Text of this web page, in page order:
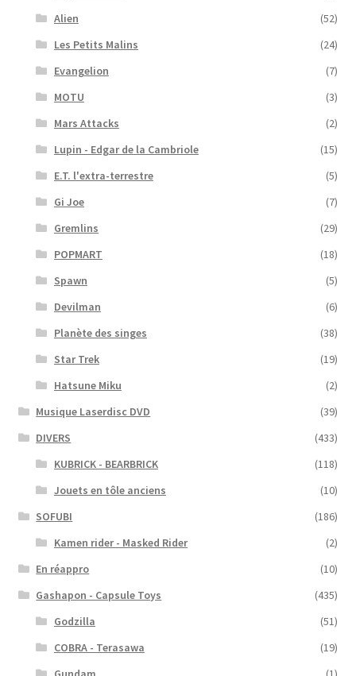
Alien
(52)
Les Petits Malins
(24)
Evangelion
(7)
MOTU
(3)
Mars Attacks
(2)
Lupin - Edgar de la Cambriole
(15)
E.T. l'extra-terrestre
(5)
Gi Joe
(7)
Gremlins
(29)
POPMART
(18)
Spawn
(5)
Devilman
(6)
Planète des singes
(38)
Star Trek
(19)
Hatsune Miku
(2)
Musique Laserdisc DVD
(39)
DIVERS
(433)
KUBRICK - BEARBRICK
(118)
Jouets en tôle anciens
(10)
SOFUBI
(186)
Kamen rider - Masked Rider
(2)
En réappro
(10)
Gashapon - Capsule Toys
(435)
Godzilla
(51)
COBRA - Terasawa
(19)